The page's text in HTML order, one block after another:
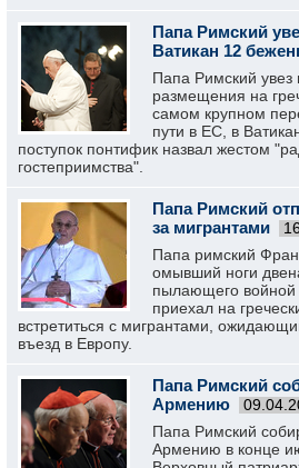
Папа Римский
Ватикан 12
Папа Римский увез
размещения на
самом крупном
пути в ЕС, в
поступок понтифик назвал жестом
гостеприимства".
Папа Римский
за мигрантами
Папа римский
омывший ноги
пылающего войной
приехал на
встретиться с мигрантами,
въезд в Европу.
Папа Римский
Армению
Папа Римский
Армению в конце